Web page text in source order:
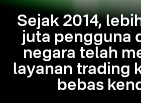
Sejak 2014,
juta pengguna
negara telah
layanan trading
bebas